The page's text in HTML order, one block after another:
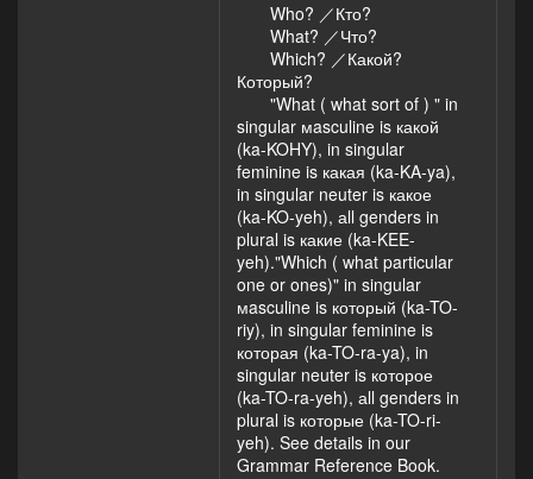
Who? ／Кто?
What? ／Что?
Which? ／Какой?
Который?
"What ( what sort of ) " in
singular мasculine is какой
(ka-KOHY), in singular
feminine is какая (ka-KA-ya),
in singular neuter is какое
(ka-KO-yeh), аll genders in
plural is какие (ka-KEE-
yeh)."Which ( what particular
one or ones)" in singular
мasculine is который (ka-TO-
riy), in singular feminine is
которая (ka-TO-ra-ya), in
singular neuter is которое
(ka-TO-ra-yeh), аll genders in
plural is которые (ka-TO-ri-
yeh). See details in our
Grammar Reference Book.